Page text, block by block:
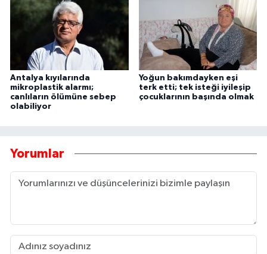
Antalya kıyılarında
mikroplastik alarmı;
canlıların ölümüne sebep
olabiliyor
Yoğun bakımdayken eşi
terk etti; tek isteği iyileşip
çocuklarının başında olmak
Yorumlar